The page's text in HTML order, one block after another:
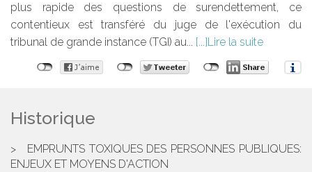
plus rapide des questions de surendettement, ce
contentieux est transféré du juge de l'exécution du
tribunal de grande instance (TGI) au...
Lire la suite
Historique
EMPRUNTS TOXIQUES DES PERSONNES PUBLIQUES:
ENJEUX ET MOYENS D'ACTION